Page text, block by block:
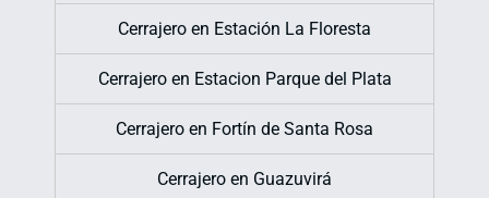
Cerrajero en Estación La Floresta
Cerrajero en Estacion Parque del Plata
Cerrajero en Fortín de Santa Rosa
Cerrajero en Guazuvirá